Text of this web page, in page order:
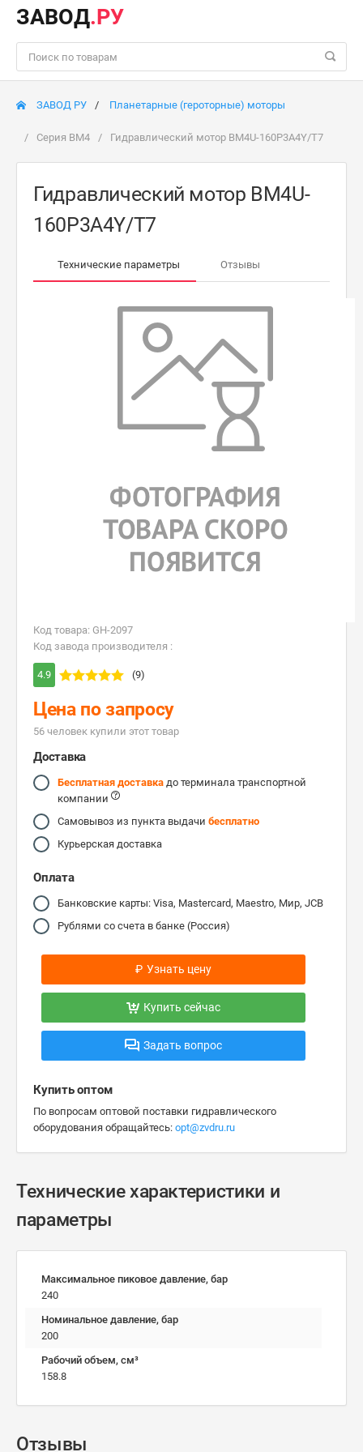
ЗАВОД.РУ
ЗАВОД РУ Планетарные (героторные) моторы
Серия BM4 Гидравлический мотор BM4U-160P3A4Y/T7
Гидравлический мотор BM4U-
160P3A4Y/T7
Технические параметры Отзывы
Код товара: GH-2097
Код завода производителя :
4.9 (9)
Цена по запросу
56 человек купили этот товар
Доставка
Бесплатная доставка до терминала транспортной
компании
Самовывоз из пункта выдачи бесплатно
Курьерская доставка
Оплата
Банковские карты: Visa, Mastercard, Maestro, Мир, JCB
Рублями со счета в банке (Россия)
₽ Узнать цену
Купить сейчас
Задать вопрос
Купить оптом
По вопросам оптовой поставки гидравлического
оборудования обращайтесь: opt@zvdru.ru
Технические характеристики и
параметры
Максимальное пиковое давление, бар
240
Номинальное давление, бар
200
Рабочий объем, см³
158.8
Отзывы